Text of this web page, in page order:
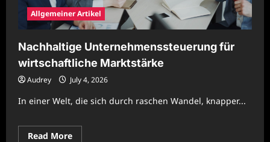
Allgemeiner Artikel
Nachhaltige Unternehmenssteuerung für
wirtschaftliche Marktstärke
Audrey July 4, 2026
In einer Welt, die sich durch raschen Wandel, knapper...
Read MoreRead